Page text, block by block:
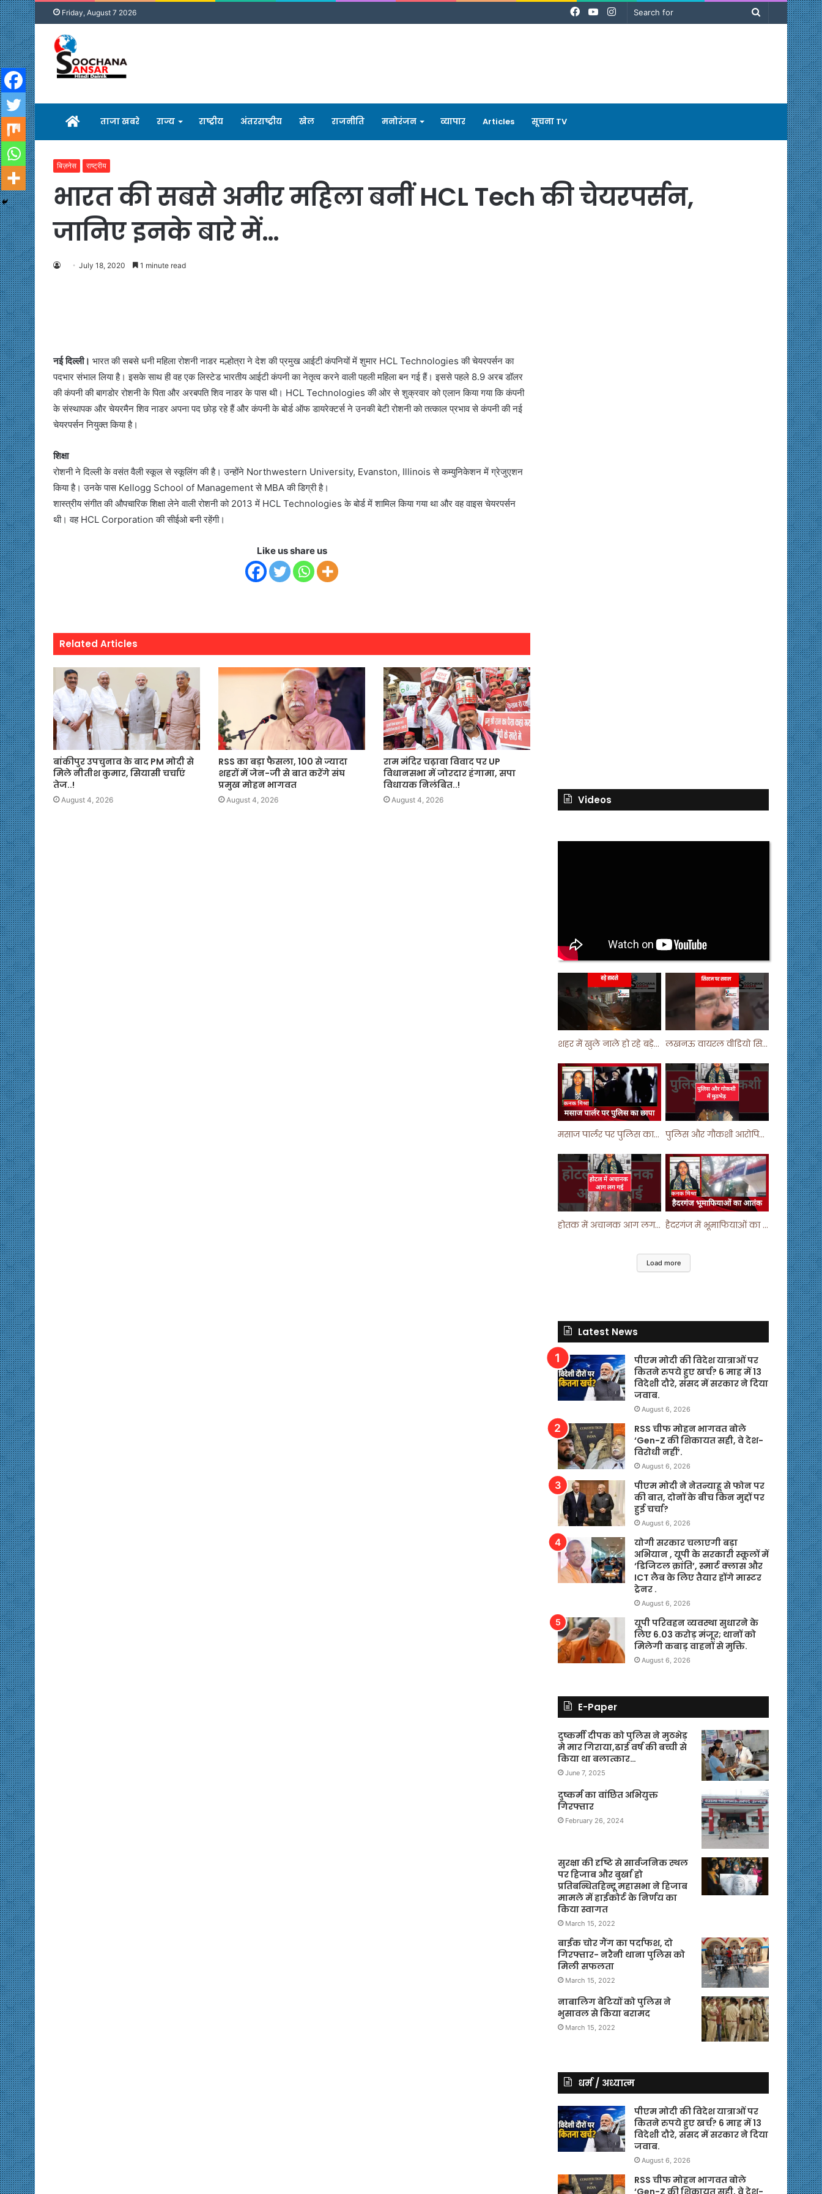
Friday, August 7 2026
Search
Instagram
YouTube
Facebook
होम ताजा खबरे राज्य राष्ट्रीय अंतरराष्ट्रीय खेल राजनीति मनोरंजन व्यापार Articles सूचना TV
बिज़नेस राष्ट्रीय
भारत की सबसे अमीर महिला बनीं HCL Tech की चेयरपर्सन,
जानिए इनके बारे में…
July 18, 2020 1 minute read
नई दिल्ली। भारत की सबसे धनी महिला रोशनी नाडर मल्होत्रा ने देश की प्रमुख आईटी कंपनियों में शुमार HCL Technologies की चेयरपर्सन का
पदभार संभाल लिया है। इसके साथ ही वह एक लिस्टेड भारतीय आईटी कंपनी का नेतृत्व करने वाली पहली महिला बन गई हैं। इससे पहले 8.9 अरब डॉलर
की कंपनी की बागडोर रोशनी के पिता और अरबपति शिव नाडर के पास थी। HCL Technologies की ओर से शुक्रवार को एलान किया गया कि कंपनी
के संस्थापक और चेयरमैन शिव नाडर अपना पद छोड़ रहे हैं और कंपनी के बोर्ड ऑफ डायरेक्टर्स ने उनकी बेटी रोशनी को तत्काल प्रभाव से कंपनी की नई
चेयरपर्सन नियुक्त किया है।
शिक्षा
रोशनी ने दिल्ली के वसंत वैली स्कूल से स्कूलिंग की है। उन्होंने Northwestern University, Evanston, Illinois से कम्युनिकेशन में ग्रेजुएशन
किया है। उनके पास Kellogg School of Management से MBA की डिग्री है।
शास्त्रीय संगीत की औपचारिक शिक्षा लेने वाली रोशनी को 2013 में HCL Technologies के बोर्ड में शामिल किया गया था और वह वाइस चेयरपर्सन
थी। वह HCL Corporation की सीईओ बनी रहेंगी।
Like us share us
Related Articles
बांकीपुर उपचुनाव के बाद PM मोदी से
मिले नीतीश कुमार, सियासी चर्चाएं
तेज..!
August 4, 2026
RSS का बड़ा फैसला, 100 से ज्यादा
शहरों में जेन-जी से बात करेंगे संघ
प्रमुख मोहन भागवत
August 4, 2026
राम मंदिर चढ़ावा विवाद पर UP
विधानसभा में जोरदार हंगामा, सपा
विधायक निलंबित..!
August 4, 2026 Videos
शहर में खुले नाले हो रहे बड़े हादसे ! #shortsvideo #shorts लखनऊ वायरल वीडियो सिस्टम पर सवाल ! #shorts #shortvideo
मसाज पार्लर पर पुलिस का छापा ! #viralvideo #trending #parlour पुलिस और गौकशी आरोपियों में मुठभेड़ ! #shortvideo #shorts #shortsfeed
होतक में अचानक आग लगने से मचा हड़कंप ! #shortsfeed #shorts #viralshorts हैदरगंज में भूमाफियाओं का आतंक ! #upnews #viral #viralvideo
Load more
Latest News
पीएम मोदी की विदेश यात्राओं पर
कितने रुपये हुए खर्च? 6 माह में 13
विदेशी दौरे, संसद में सरकार ने दिया
जवाब.
August 6, 2026
RSS चीफ मोहन भागवत बोले
‘Gen-Z की शिकायत सही, वे देश-
विरोधी नहीं’.
August 6, 2026
पीएम मोदी ने नेतन्याहू से फोन पर
की बात, दोनों के बीच किन मुद्दों पर
हुई चर्चा?
August 6, 2026
योगी सरकार चलाएगी बड़ा
अभियान , यूपी के सरकारी स्कूलों में
‘डिजिटल क्रांति’, स्मार्ट क्लास और
ICT लैब के लिए तैयार होंगे मास्टर
ट्रेनर .
August 6, 2026
यूपी परिवहन व्यवस्था सुधारने के
लिए 6.03 करोड़ मंजूर; थानों को
मिलेगी कबाड़ वाहनों से मुक्ति.
August 6, 2026
E-Paper
दुष्कर्मी दीपक को पुलिस ने मुठभेड़
मे मार गिराया,ढाई वर्ष की बच्ची से
किया था बलात्कार…
June 7, 2025
दुष्कर्म का वांछित अभियुक्त
गिरफ्तार
February 26, 2024
सुरक्षा की दृष्टि से सार्वजनिक स्थल
पर हिजाब और बुर्खा हो
प्रतिबन्धितहिन्दू महासभा ने हिजाब
मामले में हाईकोर्ट के निर्णय का
किया स्वागत
March 15, 2022
बाईक चोर गैंग का पर्दाफश, दो
गिरफ्तार- नरैनी थाना पुलिस को
मिली सफलता
March 15, 2022
नाबालिग बेटियों को पुलिस ने
भुसावल से किया बरामद
March 15, 2022
धर्म / अध्यात्म
पीएम मोदी की विदेश यात्राओं पर
कितने रुपये हुए खर्च? 6 माह में 13
विदेशी दौरे, संसद में सरकार ने दिया
जवाब.
August 6, 2026
RSS चीफ मोहन भागवत बोले
‘Gen-Z की शिकायत सही, वे देश-